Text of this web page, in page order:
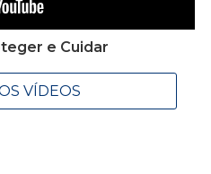
e Cuidar
VÍDEOS